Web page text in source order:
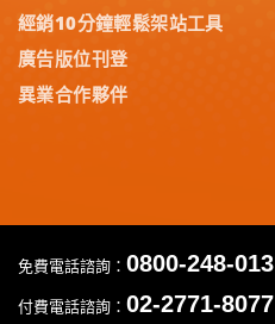
經銷10分鐘輕鬆架站工具
廣告版位刊登
異業合作夥伴
免費電話諮詢： 0800-248-013
付費電話諮詢： 02-2771-8077